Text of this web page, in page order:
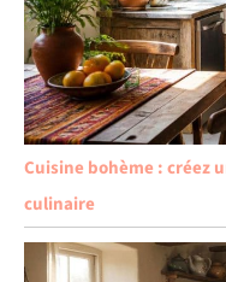
Cuisine bohème : créez
culinaire